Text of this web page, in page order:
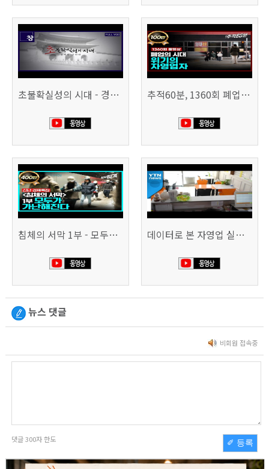
초불확실성의 시대 - 경제를 구하라 494회 (KBS 25.2.11) 추적60분, 1360회 폐업의 시대, 위기의 자영업자
침체의 서막 1부 - 모두가 가난해진다 | 시사직격 신년특집 데이터로 본 자영업 실태 - 매출 '뚝', 장수 업소도 '휘청'
뉴스 댓글
비회원 접속중
댓글300자 한도 ✐ 등록